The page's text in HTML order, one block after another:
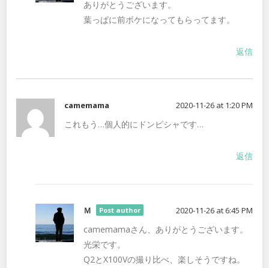
ありがとうございます。
葉っぱに前ボケになってもらってます。
返信
camemama 2020-11-26 at 1:20 PM
これもう…個人的にドンピシャです…
返信
Ｍ Post author 2020-11-26 at 6:45 PM
camemamaさん、ありがとうございます。
光栄です。
Q2とX100Vの撮り比べ、楽しそうですね。